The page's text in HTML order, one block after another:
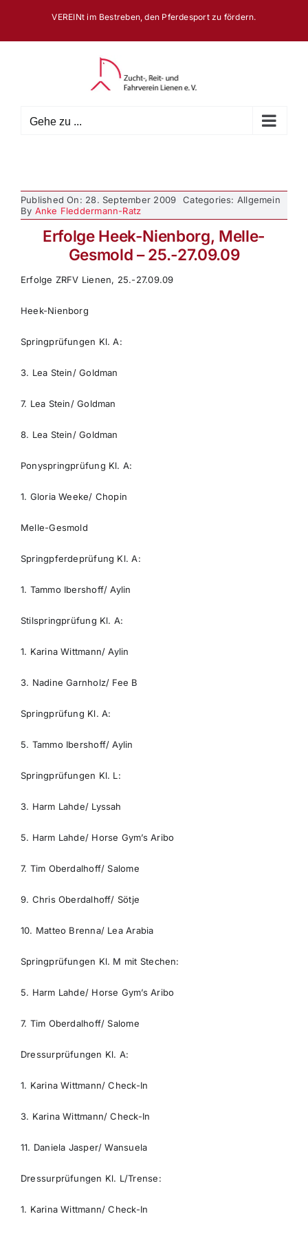
springen
VEREINt im Bestreben, den Pferdesport zu fördern.
Gehe zu ...
Published On: 28. September 2009
Categories: Allgemein
By Anke Fleddermann-Ratz
Erfolge Heek-Nienborg, Melle-
Gesmold – 25.-27.09.09
Erfolge ZRFV Lienen, 25.-27.09.09
Heek-Nienborg
Springprüfungen Kl. A:
3. Lea Stein/ Goldman
7. Lea Stein/ Goldman
8. Lea Stein/ Goldman
Ponyspringprüfung Kl. A:
1. Gloria Weeke/ Chopin
Melle-Gesmold
Springpferdeprüfung Kl. A:
1. Tammo Ibershoff/ Aylin
Stilspringprüfung Kl. A:
1. Karina Wittmann/ Aylin
3. Nadine Garnholz/ Fee B
Springprüfung Kl. A:
5. Tammo Ibershoff/ Aylin
Springprüfungen Kl. L:
3. Harm Lahde/ Lyssah
5. Harm Lahde/ Horse Gym’s Aribo
7. Tim Oberdalhoff/ Salome
9. Chris Oberdalhoff/ Sötje
10. Matteo Brenna/ Lea Arabia
Springprüfungen Kl. M mit Stechen:
5. Harm Lahde/ Horse Gym’s Aribo
7. Tim Oberdalhoff/ Salome
Dressurprüfungen Kl. A:
1. Karina Wittmann/ Check-In
3. Karina Wittmann/ Check-In
11. Daniela Jasper/ Wansuela
Dressurprüfungen Kl. L/Trense:
1. Karina Wittmann/ Check-In